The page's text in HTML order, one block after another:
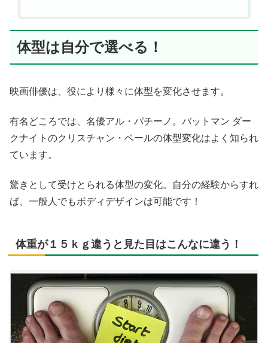
体型は自分で選べる！
映画俳優は、役により様々に体型を変化させます。
有名どころでは、名優アル・パチーノ。バットマン ダー
クナイトのクリスチャン・ベールの体型変化はよく知られ
ています。
驚きとして受けとられる体型の変化。自分の経験からすれ
ば、一般人でもボディデザインは可能です！
体重が１５ｋｇ違うと見た目はこんなに違う！